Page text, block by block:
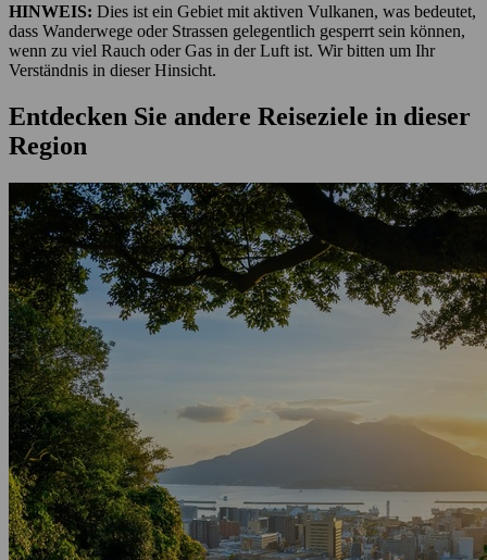
HINWEIS: Dies ist ein Gebiet mit aktiven Vulkanen, was bedeutet,
dass Wanderwege oder Strassen gelegentlich gesperrt sein können,
wenn zu viel Rauch oder Gas in der Luft ist. Wir bitten um Ihr
Verständnis in dieser Hinsicht.
Entdecken Sie andere Reiseziele in dieser
Region